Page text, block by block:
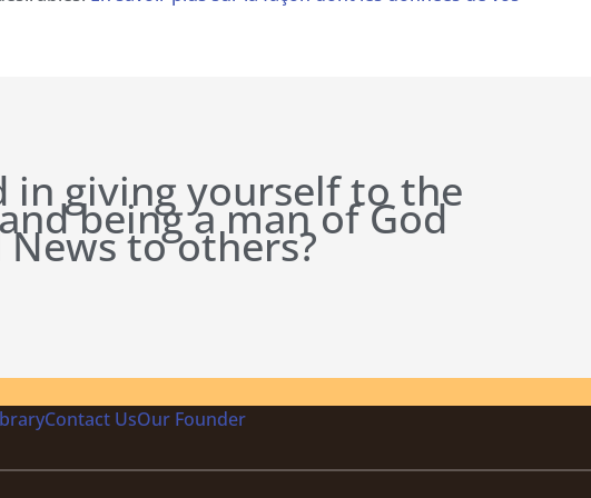
in giving yourself to the
being a man of God
to others?
Contact UsOur Founder